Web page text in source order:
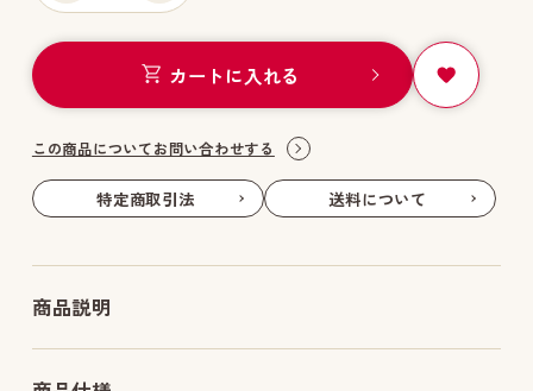
カートに入れる
この商品についてお問い合わせする
特定商取引法 送料について
商品説明